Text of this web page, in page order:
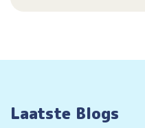
Laatste Blogs